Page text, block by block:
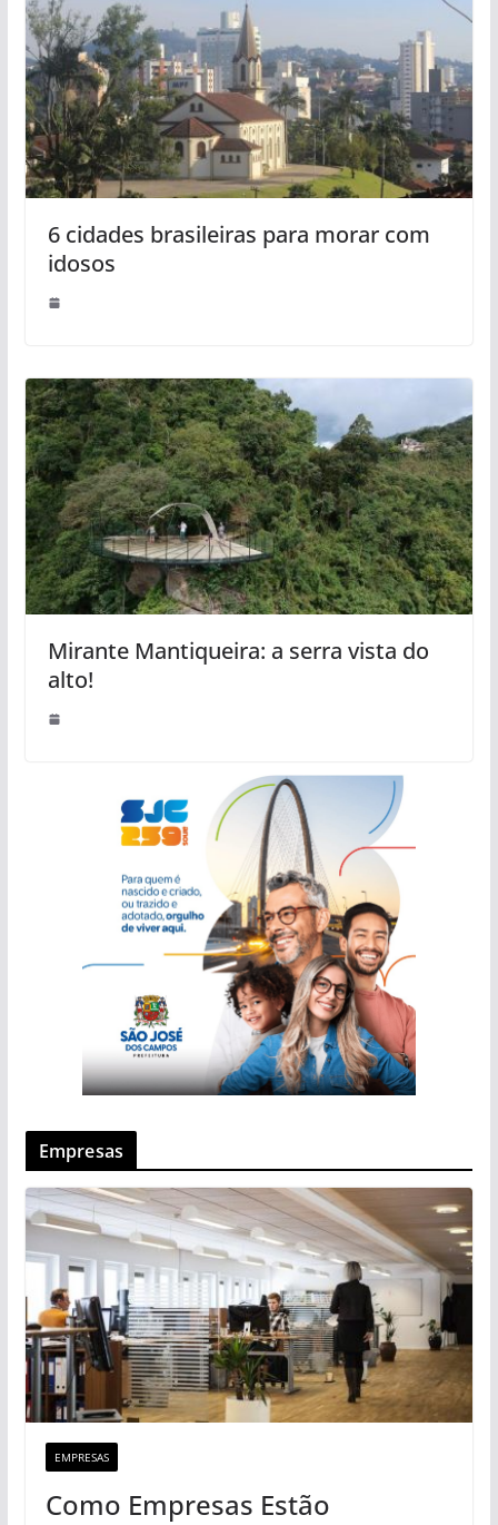
6 cidades brasileiras para morar com
idosos
Mirante Mantiqueira: a serra vista do
alto!
Empresas
EMPRESAS
Como Empresas Estão